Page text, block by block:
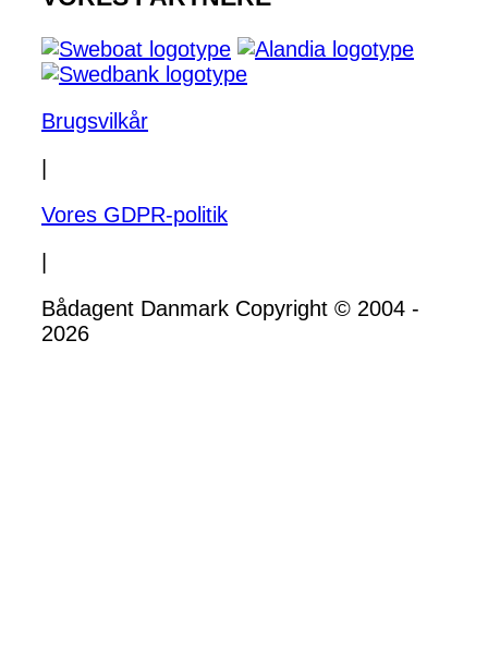
Brugsvilkår
Vores GDPR-politik
Bådagent Danmark Copyright © 2004 -
2026